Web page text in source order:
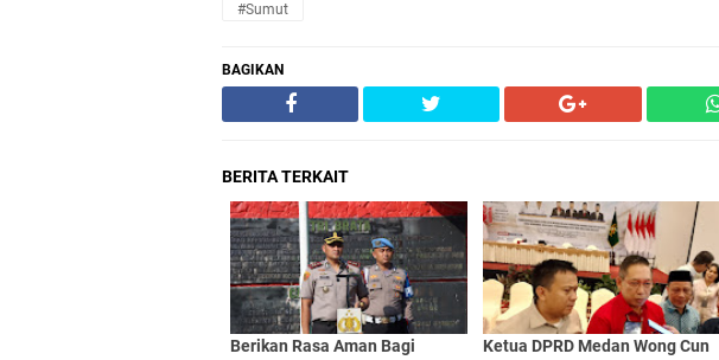
#Sumut
BAGIKAN
BERITA TERKAIT
Berikan Rasa Aman Bagi
Ketua DPRD Medan Wong Cun